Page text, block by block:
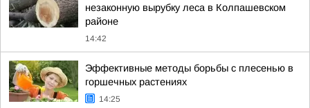
незаконную вырубку леса в Колпашевском
районе
14:42
Эффективные методы борьбы с плесенью в
горшечных растениях
14:25